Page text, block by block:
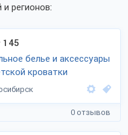
регионов:
145
белье и аксессуары
кроватки
0 отзывов